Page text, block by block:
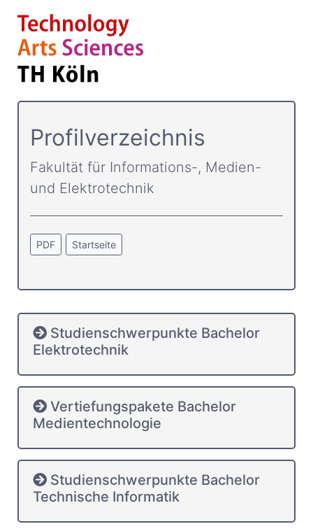
Profilverzeichnis
Fakultät für Informations-, Medien-
und Elektrotechnik
PDF Startseite
Studienschwerpunkte Bachelor
Elektrotechnik
Vertiefungspakete Bachelor
Medientechnologie
Studienschwerpunkte Bachelor
Technische Informatik